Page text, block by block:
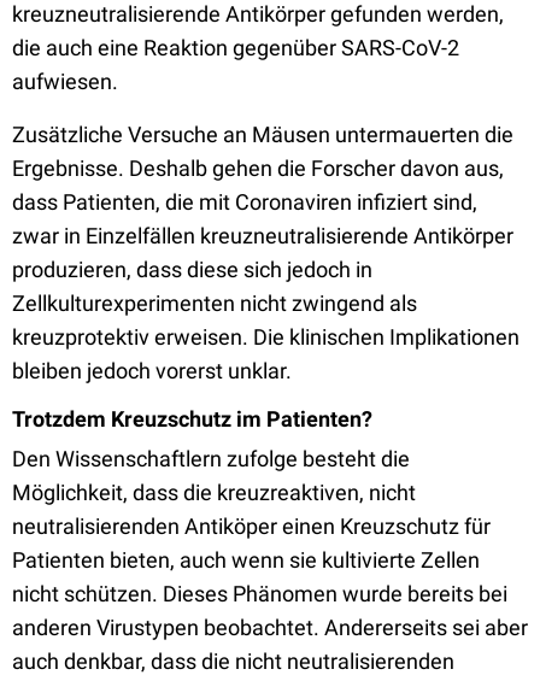
kreuzneutralisierende Antikörper gefunden werden,
die auch eine Reaktion gegenüber SARS-CoV-2
aufwiesen.
Zusätzliche Versuche an Mäusen untermauerten die
Ergebnisse. Deshalb gehen die Forscher davon aus,
dass Patienten, die mit Coronaviren infiziert sind,
zwar in Einzelfällen kreuzneutralisierende Antikörper
produzieren, dass diese sich jedoch in
Zellkulturexperimenten nicht zwingend als
kreuzprotektiv erweisen. Die klinischen Implikationen
bleiben jedoch vorerst unklar.
Trotzdem Kreuzschutz im Patienten?
Den Wissenschaftlern zufolge besteht die
Möglichkeit, dass die kreuzreaktiven, nicht
neutralisierenden Antiköper einen Kreuzschutz für
Patienten bieten, auch wenn sie kultivierte Zellen
nicht schützen. Dieses Phänomen wurde bereits bei
anderen Virustypen beobachtet. Andererseits sei aber
auch denkbar, dass die nicht neutralisierenden